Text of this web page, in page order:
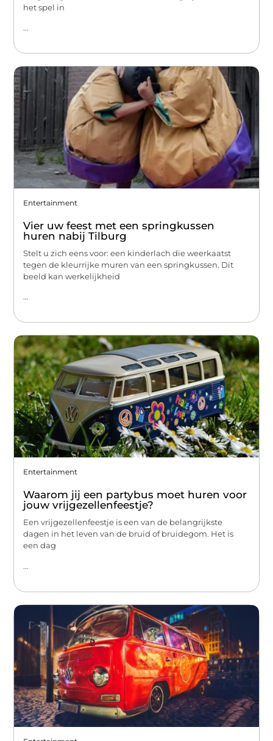
het spel in
...
Entertainment
Vier uw feest met een springkussen
huren nabij Tilburg
Stelt u zich eens voor: een kinderlach die weerkaatst
tegen de kleurrijke muren van een springkussen. Dit
beeld kan werkelijkheid
...
Entertainment
Waarom jij een partybus moet huren voor
jouw vrijgezellenfeestje?
Een vrijgezellenfeestje is een van de belangrijkste
dagen in het leven van de bruid of bruidegom. Het is
een dag
...